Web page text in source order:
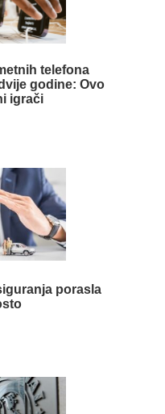
telefona
godine: Ovo
igrači
porasla